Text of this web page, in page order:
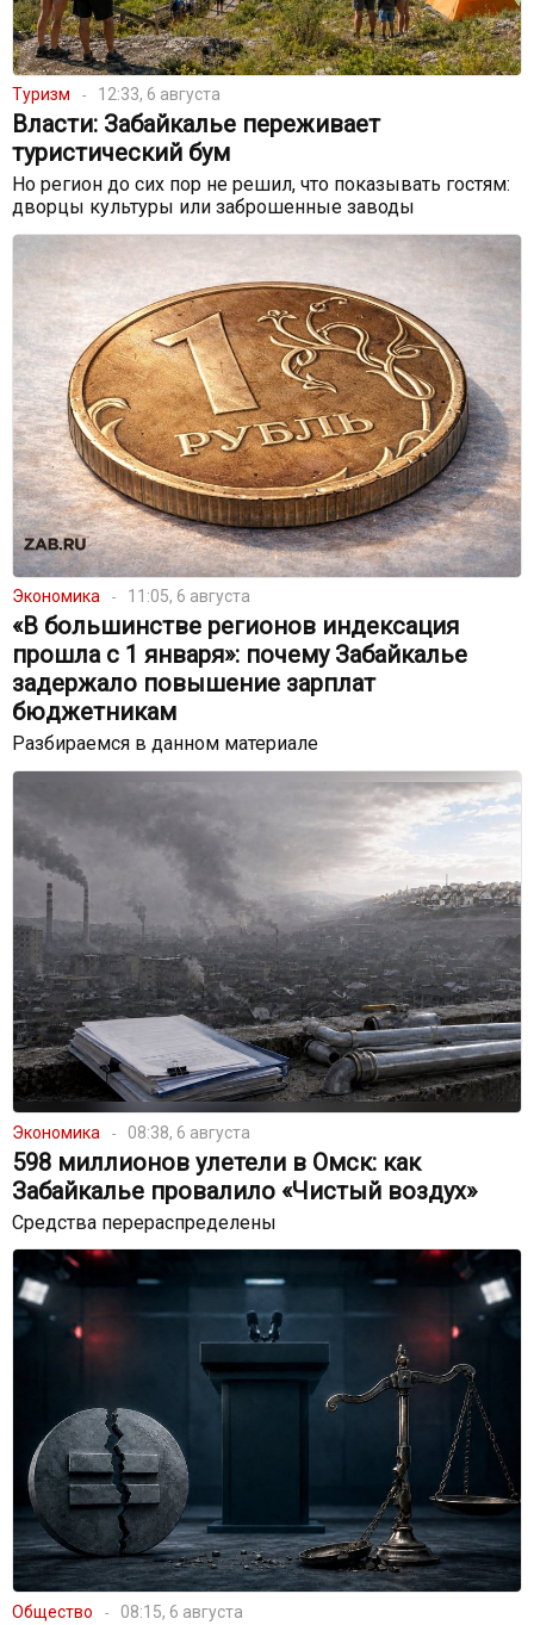
Туризм 12:33, 6 августа
Власти: Забайкалье переживает
туристический бум
Но регион до сих пор не решил, что показывать гостям:
дворцы культуры или заброшенные заводы
Экономика 11:05, 6 августа
«В большинстве регионов индексация
прошла с 1 января»: почему Забайкалье
задержало повышение зарплат
бюджетникам
Разбираемся в данном материале
Экономика 08:38, 6 августа
598 миллионов улетели в Омск: как
Забайкалье провалило «Чистый воздух»
Средства перераспределены
Общество 08:15, 6 августа